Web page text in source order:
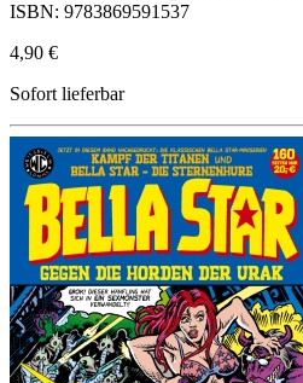
ISBN: 9783869591537
4,90 €
Sofort lieferbar